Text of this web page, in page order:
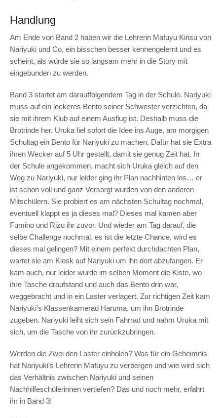
Handlung
Am Ende von Band 2 haben wir die Lehrerin Mafuyu Kirisu von
Nariyuki und Co. ein bisschen besser kennengelernt und es
scheint, als würde sie so langsam mehr in die Story mit
eingebunden zu werden.
Band 3 startet am darauffolgendem Tag in der Schule. Nariyuki
muss auf ein leckeres Bento seiner Schwester verzichten, da
sie mit ihrem Klub auf einem Ausflug ist. Deshalb muss die
Brotrinde her. Uruka fiel sofort die Idee ins Auge, am morgigen
Schultag ein Bento für Nariyuki zu machen. Dafür hat sie Extra
ihren Wecker auf 5 Uhr gestellt, damit sie genug Zeit hat. In
der Schule angekommen, macht sich Uruka gleich auf den
Weg zu Nariyuki, nur leider ging ihr Plan nachhinten los… er
ist schon voll und ganz Versorgt wurden von den anderen
Mitschülern. Sie probiert es am nächsten Schultag nochmal,
eventuell klappt es ja dieses mal? Dieses mal kamen aber
Fumino und Rizu ihr zuvor. Und wieder am Tag darauf, die
selbe Challenge nochmal, es ist die letzte Chance, wird es
dieses mal gelingen? Mit einem perfekt durchdachten Plan,
wartet sie am Kiosk auf Nariyuki um ihn dort abzufangen. Er
kam auch, nur leider wurde im selben Moment die Kiste, wo
ihre Tasche draufstand und auch das Bento drin war,
weggebracht und in ein Laster verlagert. Zur richtigen Zeit kam
Nariyuki’s Klassenkamerad Haruma, um ihn Brotrinde
zugeben. Nariyuki leiht sich sein Fahrrad und nahm Uruka mit
sich, um die Tasche von ihr zurückzubringen.
Werden die Zwei den Laster einholen? Was für ein Geheimnis
hat Nariyuki’s Lehrerin Mafuyu zu verbergen und wie wird sich
das Verhältnis zwischen Nariyuki und seinen
Nachhilfeschülerinnen vertiefen? Das und noch mehr, erfahrt
ihr in Band 3!